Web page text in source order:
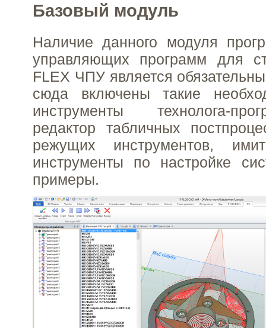
Базовый модуль
Наличие данного модуля
управляющих программ для
FLEX ЧПУ является
сюда включены такие
инструменты технолога-
редактор табличных
режущих инструментов,
инструменты по настройке
примеры.